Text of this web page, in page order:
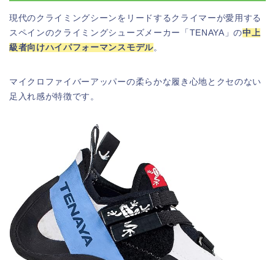
現代のクライミングシーンをリードするクライマーが愛用する
スペインのクライミングシューズメーカー「TENAYA」の中上
級者向けハイパフォーマンスモデル。
マイクロファイバーアッパーの柔らかな履き心地とクセのない
足入れ感が特徴です。